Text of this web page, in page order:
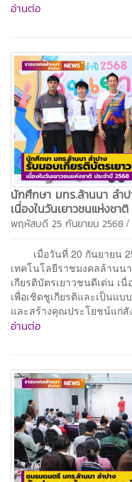
อ่านต่อ
นักศึกษา มทร.ล้านนา ลำ
เนื่องในวันเยาวชนแห่งชา
พฤหัสบดี 25 กันยายน 2568 /
เมื่อวันที่ 20 กันยายน
เทคโนโลยีราชมงคลล้านน
เกียรติบัตรเยาวชนดีเด่น เ
เพื่อเชิดชูเกียรติและเป็นแ
และสร้างคุณประโยชน์แก่
อ่านต่อ